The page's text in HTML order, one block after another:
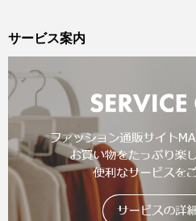
サービス案内